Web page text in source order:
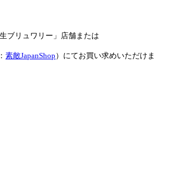
ブリュワリー」店舗または
素敵JapanShop ）にてお買い求めいただけま